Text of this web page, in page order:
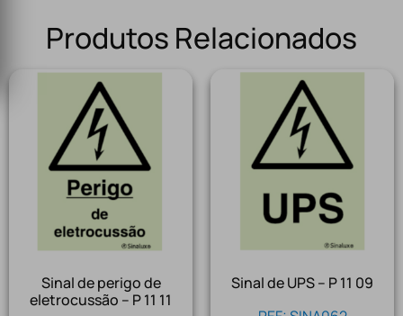
Produtos Relacionados
Sinal de perigo de
eletrocussão – P 11 11
Sinal de UPS – P 11 09